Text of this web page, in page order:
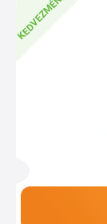
KEDVEZMÉNY